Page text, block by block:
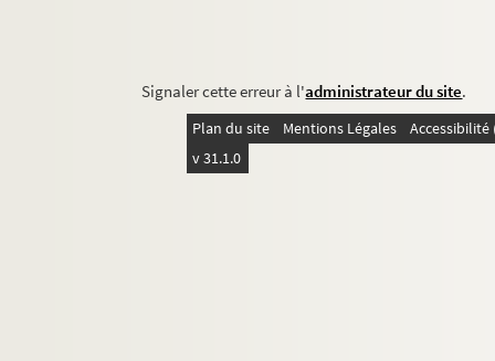
Signaler cette erreur à l'administrateur du site.
Plan du site Mentions Légales
v 31.1.0